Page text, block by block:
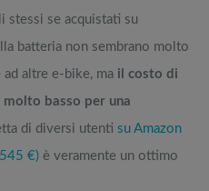
stessi se acquistati su
batteria non sembrano molto
altre e-bike, ma il costo di
basso per una
di diversi utenti su Amazon
€) è veramente un ottimo